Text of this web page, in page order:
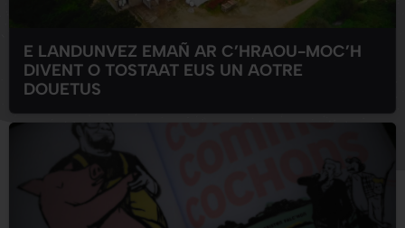
E LANDUNVEZ EMAÑ AR C’HRAOU-MOC’H
DIVENT O TOSTAAT EUS UN AOTRE
DOUETUS